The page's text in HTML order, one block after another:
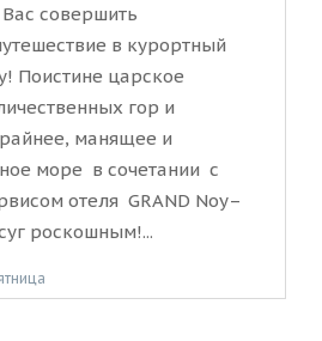
совершить
в курортный
Поистине царское
гор и
манящее и
море в сочетании с
отеля GRAND Noy–
роскошным!...